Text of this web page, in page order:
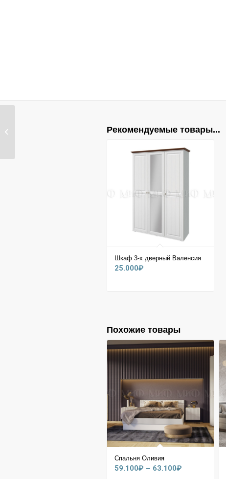
Рекомендуемые товары...
Шкаф 3-х дверный Валенсия
25.000₽
Похожие товары
Спальня Оливия
59.100₽ – 63.100₽